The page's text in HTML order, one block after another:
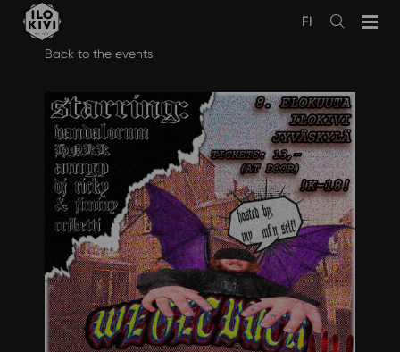
Avaa
FI
Back to the events